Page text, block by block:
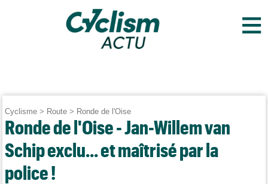
≡
Cyclisme > Route > Ronde de l'Oise
Ronde de l'Oise - Jan-Willem van
Schip exclu... et maîtrisé par la
police !